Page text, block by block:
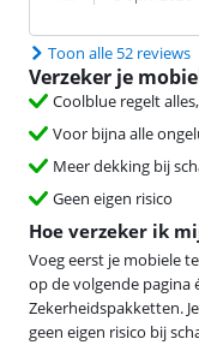
Toon alle 52 reviews
Verzeker je
Coolblue regelt
Voor bijna alle
Meer dekking bij
Geen eigen risico
Hoe verzeker ik
Voeg eerst je mobiele
op de volgende pagina
Zekerheidspakketten.
geen eigen risico bij